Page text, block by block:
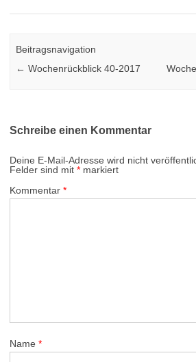
Beitragsnavigation
← Wochenrückblick 40-2017
Schreibe einen Kommentar
Deine E-Mail-Adresse wird nicht
Felder sind mit * markiert
Kommentar *
Name *